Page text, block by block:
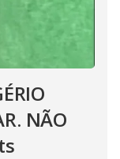
NÃO